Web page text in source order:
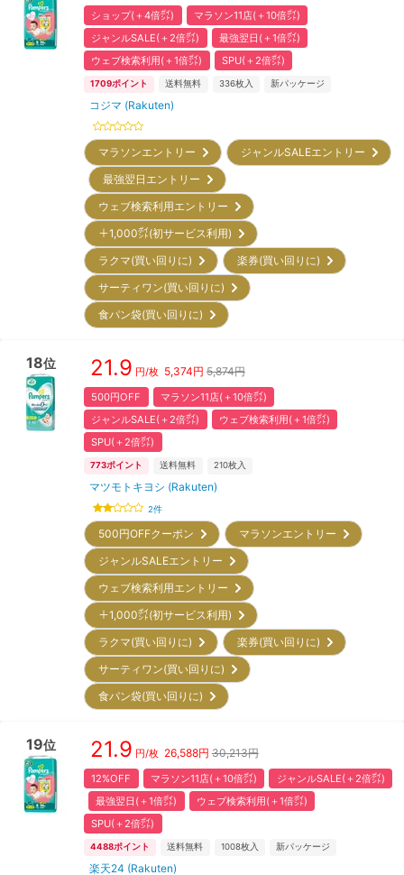
ショップ(＋4倍㌽)
マラソン11店(＋10倍㌽)
ジャンルSALE(＋2倍㌽)
最強翌日(＋1倍㌽)
ウェブ検索利用(＋1倍㌽)
SPU(＋2倍㌽)
1709ポイント 送料無料 336枚入 新パッケージ
コジマ (Rakuten)
マラソンエントリー
ジャンルSALEエントリー
最強翌日エントリー
ウェブ検索利用エントリー
＋1,000㌽(初サービス利用)
ラクマ(買い回りに)
楽券(買い回りに)
サーティワン(買い回りに)
食パン袋(買い回りに)
18位 21.9 円/枚 5,374円 5,874円
500円OFF
マラソン11店(＋10倍㌽)
ジャンルSALE(＋2倍㌽)
ウェブ検索利用(＋1倍㌽)
SPU(＋2倍㌽)
773ポイント 送料無料 210枚入
マツモトキヨシ (Rakuten)
2件
500円OFFクーポン
マラソンエントリー
ジャンルSALEエントリー
ウェブ検索利用エントリー
＋1,000㌽(初サービス利用)
ラクマ(買い回りに)
楽券(買い回りに)
サーティワン(買い回りに)
食パン袋(買い回りに)
19位 21.9 円/枚 26,588円 30,213円
12%OFF マラソン11店(＋10倍㌽)
ジャンルSALE(＋2倍㌽)
最強翌日(＋1倍㌽)
ウェブ検索利用(＋1倍㌽)
SPU(＋2倍㌽)
4488ポイント 送料無料 1008枚入 新パッケージ
楽天24 (Rakuten)